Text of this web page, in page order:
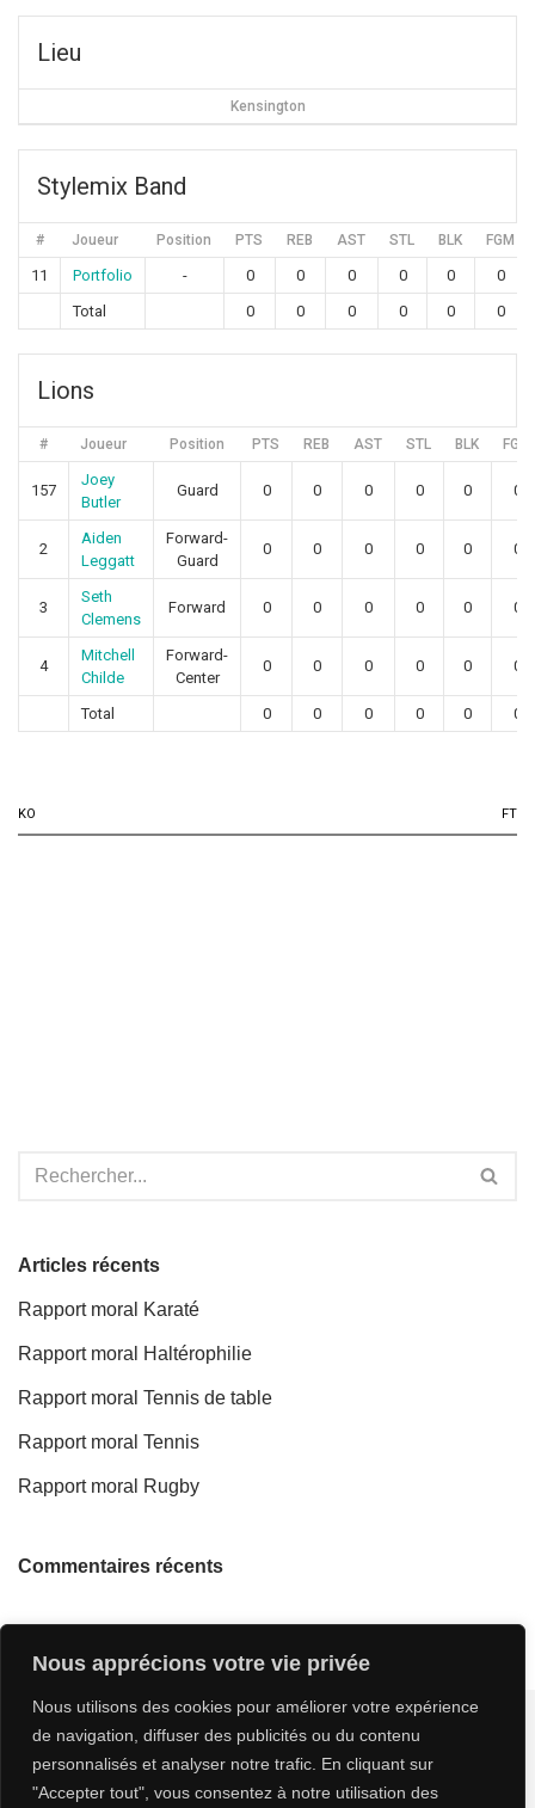
Nous apprécions votre vie privée
Nous utilisons des cookies pour améliorer votre expérience
de navigation, diffuser des publicités ou du contenu
personnalisés et analyser notre trafic. En cliquant sur
"Accepter tout", vous consentez à notre utilisation des
Lieu
Kensington
Stylemix Band
# Joueur Position PTS REB AST STL BLK FGM
11 Portfolio - 0 0 0 0 0
0
Total
0 0 0 0 0 0
Lions
# Joueur Position PTS REB AST STL BLK FGM
157
Joey
Butler
Guard 0 0 0 0 0 0
2
Aiden
Leggatt
Forward-
Guard
0 0 0 0 0 0
3
Seth
Clemens
Forward 0 0 0 0 0 0
4
Mitchell
Childe
Forward-
Center
0 0 0 0 0 0
Total 0 0 0 0 0 0
KO FT
Articles récents
Rapport moral Karaté
Rapport moral Haltérophilie
Rapport moral Tennis de table
Rapport moral Tennis
Rapport moral Rugby
Commentaires récents